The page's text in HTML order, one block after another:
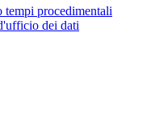
tempi procedimentali
dei dati